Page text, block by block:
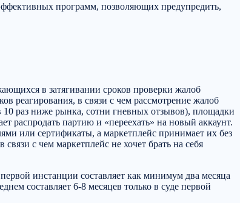
программ, позволяющих предупредить,
в затягивании сроков проверки жалоб
реагирования, в связи с чем рассмотрение жалоб
раз ниже рынка, сотни гневных отзывов), площадки
распродать партию и «переехать» на новый аккаунт.
или сертификаты, а маркетплейс принимает их без
с чем маркетплейс не хочет брать на себя
инстанции составляет как минимум два месяца
составляет 6-8 месяцев только в суде первой